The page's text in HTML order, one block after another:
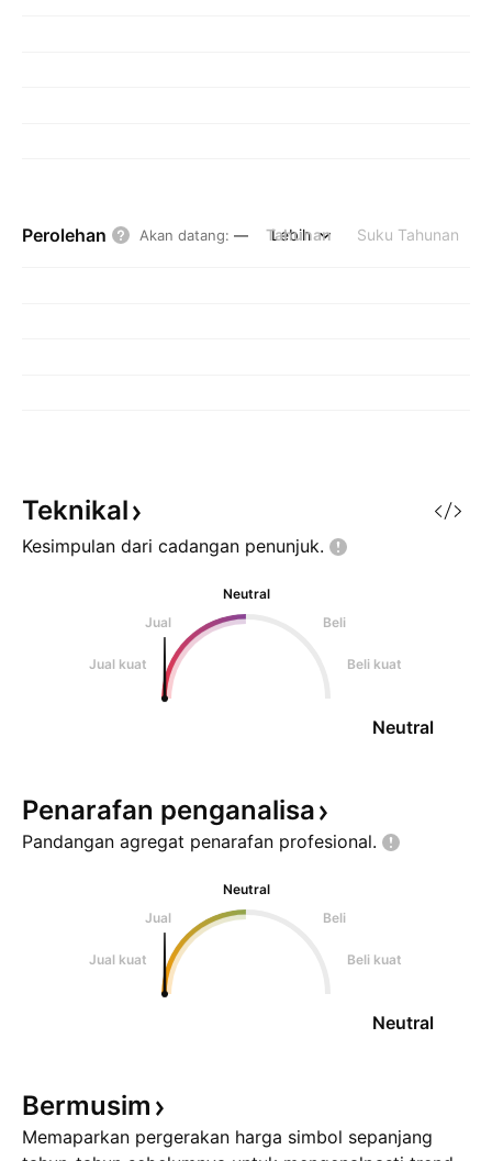
Perolehan Akan datang: — Tahunan Suku Tahunan
Lebih
Teknikal
Kesimpulan dari cadangan penunjuk.
Neutral
Jual
Beli
Jual kuat Beli kuat
Neutral
Penarafan penganalisa
Pandangan agregat penarafan profesional.
Neutral
Jual
Beli
Jual kuat Beli kuat
Neutral
Bermusim
Memaparkan pergerakan harga simbol sepanjang